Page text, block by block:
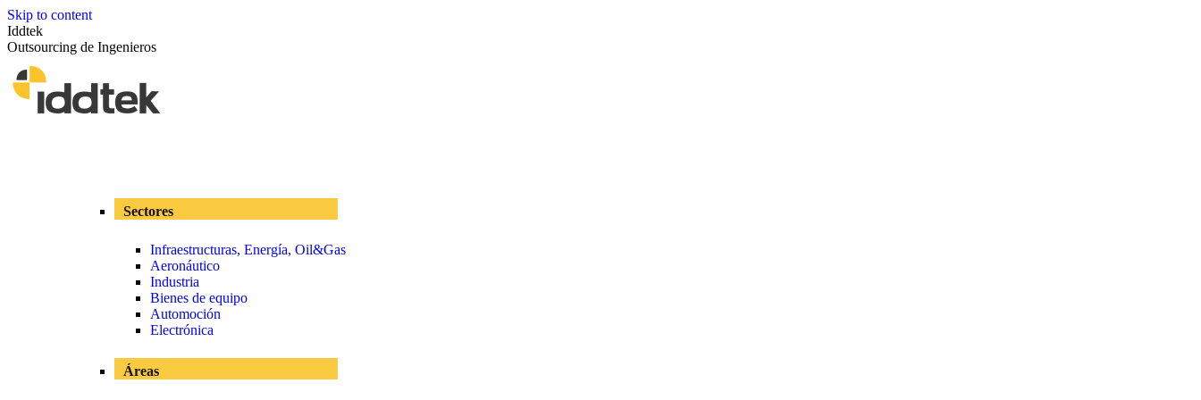
Skip to content
Iddtek
Outsourcing de Ingenieros
Sectores
Infraestructuras, Energía, Oil&Gas
Aeronáutico
Industria
Bienes de equipo
Automoción
Electrónica
Áreas